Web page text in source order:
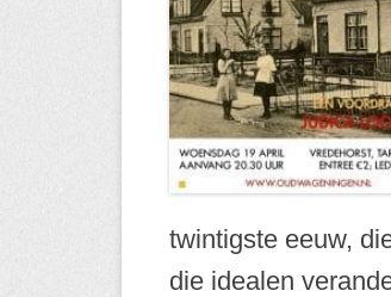
twintigste eeuw,
die idealen